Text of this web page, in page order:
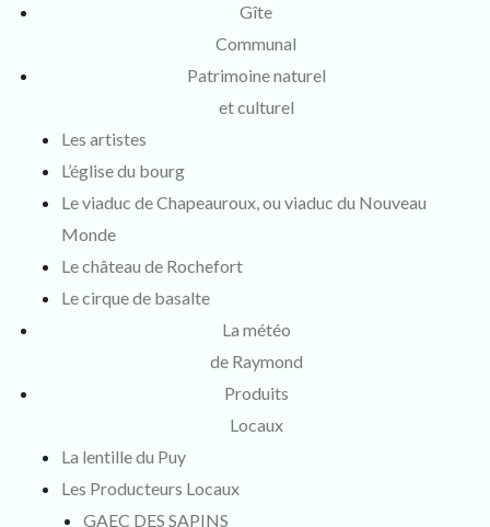
Gîte
Communal
Patrimoine naturel
et culturel
Les artistes
L’église du bourg
Le viaduc de Chapeauroux, ou viaduc du Nouveau
Monde
Le château de Rochefort
Le cirque de basalte
La météo
de Raymond
Produits
Locaux
La lentille du Puy
Les Producteurs Locaux
GAEC DES SAPINS